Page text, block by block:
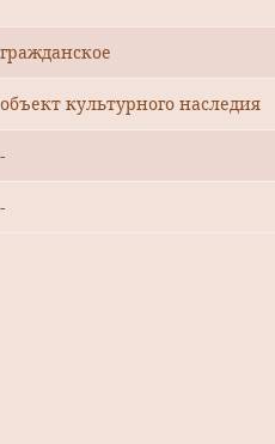
гражданское
объект культурного наследия
-
-